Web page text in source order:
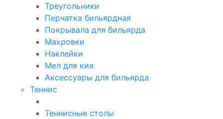
Треугольники
Перчатка бильярдная
Покрывала для бильярда
Махровки
Наклейки
Мел для кия
Аксессуары для бильярда
Теннис
Теннисные столы